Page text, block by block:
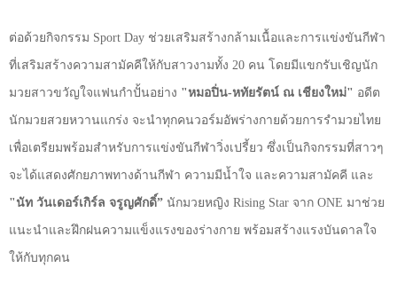
ต่อด้วยกิจกรรม Sport Day ช่วยเสริมสร้างกล้ามเนื้อและการแข่งขันกีฬา
ที่เสริมสร้างความสามัคคีให้กับสาวงามทั้ง 20 คน โดยมีแขกรับเชิญนัก
มวยสาวขวัญใจแฟนกำปั้นอย่าง "หมอปิ่น-หทัยรัตน์ ณ เชียงใหม่" อดีต
นักมวยสวยหวานแกร่ง จะนำทุกคนวอร์มอัพร่างกายด้วยการรำมวยไทย
เพื่อเตรียมพร้อมสำหรับการแข่งขันกีฬาวิ่งเปรี้ยว ซึ่งเป็นกิจกรรมที่สาวๆ
จะได้แสดงศักยภาพทางด้านกีฬา ความมีน้ำใจ และความสามัคคี และ
"นัท วันเดอร์เกิร์ล จรูญศักดิ์” นักมวยหญิง Rising Star จาก ONE มาช่วย
แนะนำและฝึกฝนความแข็งแรงของร่างกาย พร้อมสร้างแรงบันดาลใจ
ให้กับทุกคน